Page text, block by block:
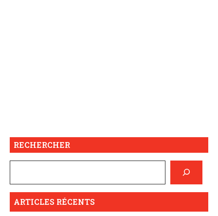
RECHERCHER
ARTICLES RÉCENTS